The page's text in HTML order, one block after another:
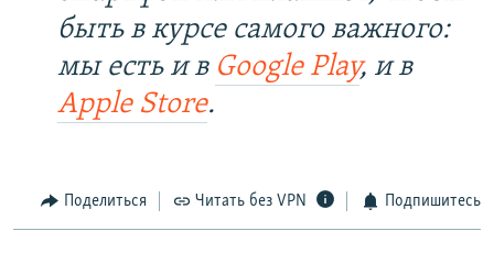
быть в курсе самого важного:
мы есть и в Google Play, и в
Apple Store.
Поделиться Читать без VPN Подпишитесь